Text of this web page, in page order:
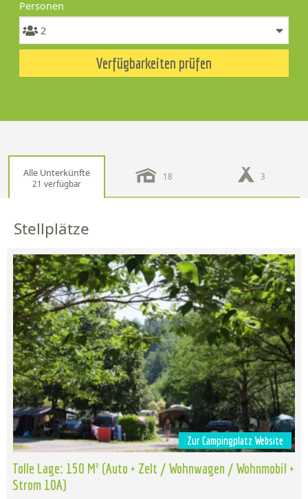
Personen
Verfügbarkeiten prüfen
Alle Unterkünfte
21 verfügbar
18 3
Stellplätze
Zur Campingplatz Website
Tolle Lage: 150 M² (Auto + Zelt / Wohnwagen / Wohnmobil +
Strom 10A)